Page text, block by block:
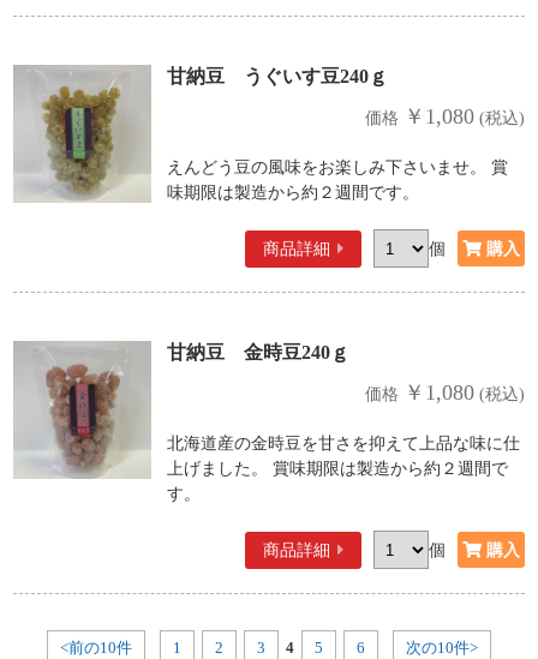
甘納豆 うぐいす豆240ｇ
価格 ￥1,080(税込)
えんどう豆の風味をお楽しみ下さいませ。 賞
味期限は製造から約２週間です。
商品詳細 個
甘納豆 金時豆240ｇ
価格 ￥1,080(税込)
北海道産の金時豆を甘さを抑えて上品な味に仕
上げました。 賞味期限は製造から約２週間で
す。
商品詳細 個
<前の10件 1 2 3 4 5 6 次の10件>